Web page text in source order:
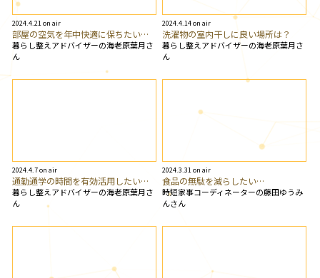
2024.4.21 on air
部屋の空気を年中快適に保ちたい…
暮らし整えアドバイザーの海老原葉月さ
ん
2024.4.14 on air
洗濯物の室内干しに良い場所は？
暮らし整えアドバイザーの海老原葉月さ
ん
2024.4.7 on air
通勤通学の時間を有効活用したい…
暮らし整えアドバイザーの海老原葉月さ
ん
2024.3.31 on air
食品の無駄を減らしたい…
時短家事コーディネーターの藤田ゆうみ
んさん